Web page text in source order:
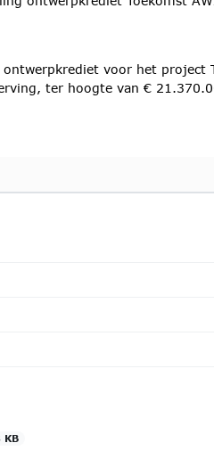
voor het project
ter hoogte van €
KB